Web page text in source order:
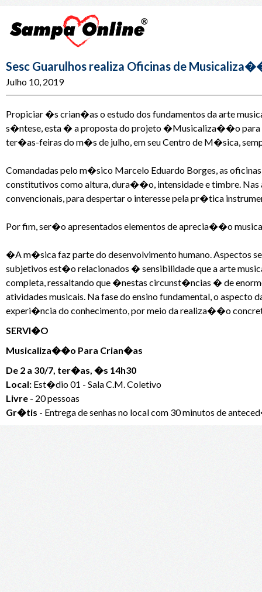
Sesc Guarulhos realiza Oficinas de
Julho 10, 2019
Propiciar �s crian�as o estudo dos fundamentos da arte
s�ntese, esta � a proposta do projeto �Musicaliza��o para
ter�as-feiras do m�s de julho, em seu Centro de M�sica,
Comandadas pelo m�sico Marcelo Eduardo Borges, as
constitutivos como altura, dura��o, intensidade e timbre.
convencionais, para despertar o interesse pela pr�tica
Por fim, ser�o apresentados elementos de aprecia��o
�A m�sica faz parte do desenvolvimento humano. Aspectos
subjetivos est�o relacionados � sensibilidade que a arte
completa, ressaltando que �nestas circunst�ncias � de
atividades musicais. Na fase do ensino fundamental, o
experi�ncia do conhecimento, por meio da realiza��o
SERVI�O
Musicaliza��o Para Crian�as
De 2 a 30/7, ter�as, �s 14h30
Local: Est�dio 01 - Sala C.M. Coletivo
Livre - 20 pessoas
Gr�tis - Entrega de senhas no local com 30 minutos de